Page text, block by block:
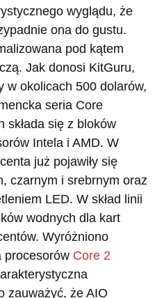
wyglądu, że
ona do gustu.
pod kątem
Jak donosi KitGuru,
w okolicach 500 dolarów,
seria Core
składa się z bloków
Intela i AMD. W
już pojawiły się
czarnym i srebrnym oraz
LED. W skład linii
wodnych dla kart
Wyróżniono
procesorów Core 2
zauważyć, że AIO